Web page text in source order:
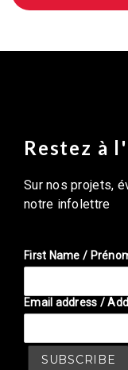
Restez à
Sur nos projets,
notre infolettre
First Name /
Email address /